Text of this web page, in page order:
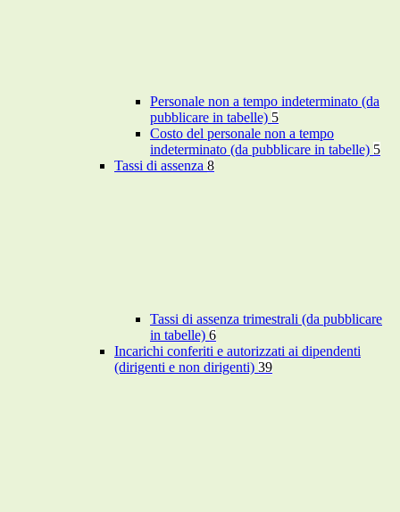
Personale non a tempo indeterminato (da
pubblicare in tabelle) 5
Costo del personale non a tempo
indeterminato (da pubblicare in tabelle) 5
Tassi di assenza 8
Tassi di assenza trimestrali (da pubblicare
in tabelle) 6
Incarichi conferiti e autorizzati ai dipendenti
(dirigenti e non dirigenti) 39